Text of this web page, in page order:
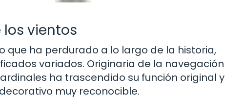
vientos
que ha perdurado a lo largo de la historia,
variados. Originaria de la navegación
ha trascendido su función original y
muy reconocible.